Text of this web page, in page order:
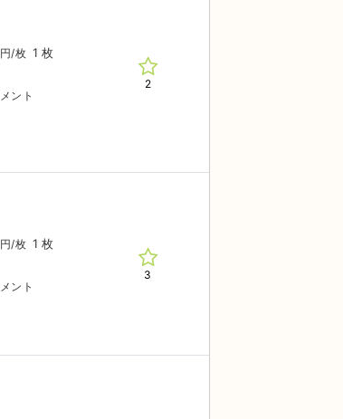
円/枚 1 枚
ント
2
円/枚 1 枚
ント
3